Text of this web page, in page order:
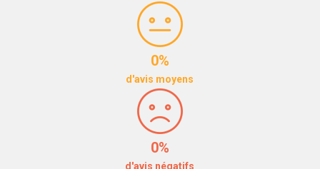
0%
d'avis moyens
0%
d'avis négatifs